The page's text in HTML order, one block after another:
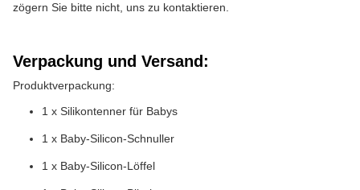
zögern Sie bitte nicht, uns zu kontaktieren.
Verpackung und Versand:
Produktverpackung:
1 x Silikontenner für Babys
1 x Baby-Silicon-Schnuller
1 x Baby-Silicon-Löffel